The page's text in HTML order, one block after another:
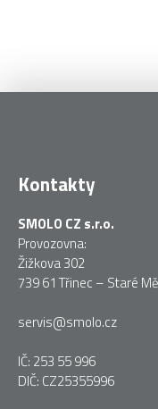
Kontakty
SMOLO CZ s.r.o.
Provozovna:
Žižkova 302
739 61 Třinec – Staré
servis@smolo.cz
IČ: 253 55 996
DIČ: CZ25355996